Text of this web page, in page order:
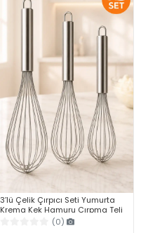
3’lü Çelik Çırpıcı Seti Yumurta
Krema Kek Hamuru Çırpma Teli
Pratik Sos Karıştırıcı Mutfak Teli
(0)